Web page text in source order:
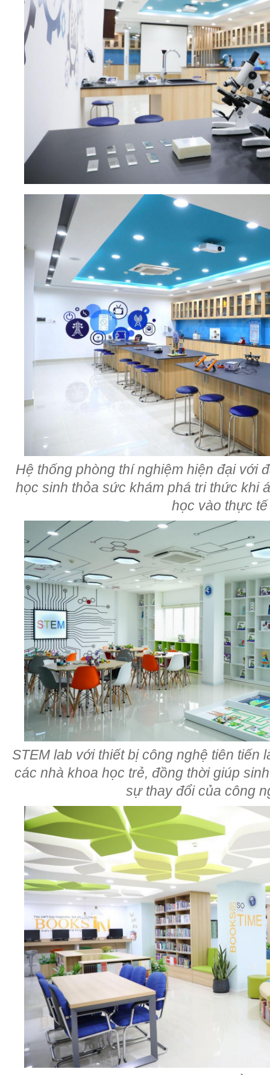
Hệ thống phòng thí nghiệm hiện đại với
học sinh thỏa sức khám phá tri thức khi
học vào thực tế
STEM lab với thiết bị công nghệ tiên tiến
các nhà khoa học trẻ, đồng thời giúp
sự thay đổi của công